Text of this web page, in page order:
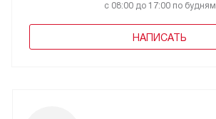
с 08:00 до 17:00 по будням
НАПИСАТЬ